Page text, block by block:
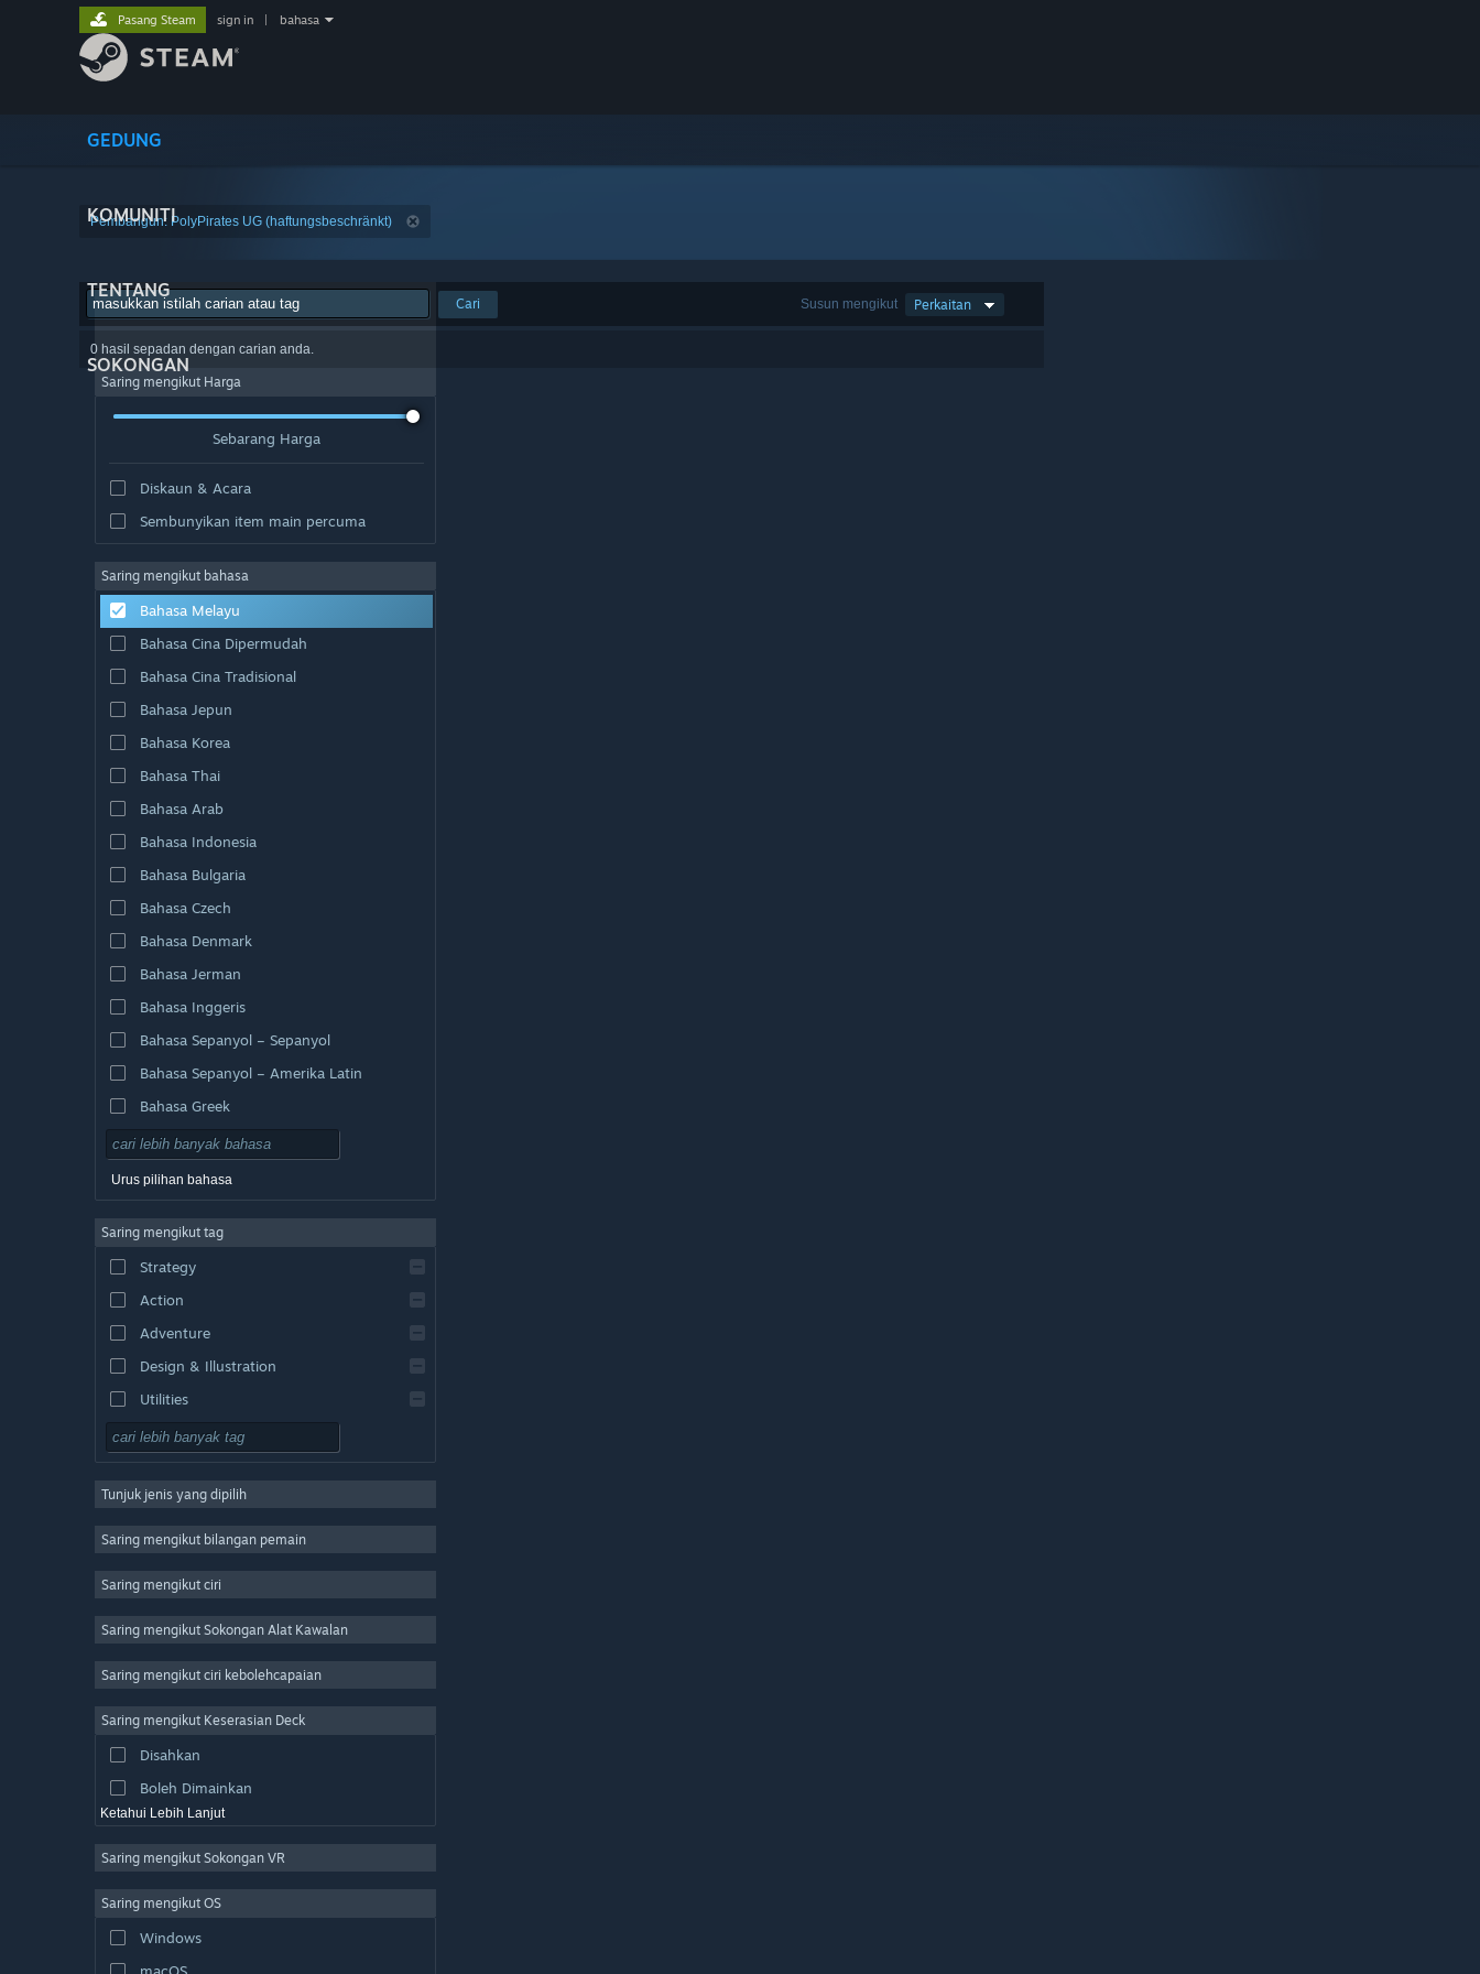
GEDUNG
KOMUNITI
TENTANG
SOKONGAN
Pasang Steam sign in bahasa
Pembangun: PolyPirates UG (haftungsbeschränkt)
Susun mengikut Perkaitan
Cari
0 hasil sepadan dengan carian anda.
Saring mengikut Harga
Sebarang Harga
Diskaun & Acara
Sembunyikan item main percuma
Saring mengikut bahasa
Bahasa Melayu
Bahasa Cina Dipermudah
Bahasa Cina Tradisional
Bahasa Jepun
Bahasa Korea
Bahasa Thai
Bahasa Arab
Bahasa Indonesia
Bahasa Bulgaria
Bahasa Czech
Bahasa Denmark
Bahasa Jerman
Bahasa Inggeris
Bahasa Sepanyol – Sepanyol
Bahasa Sepanyol – Amerika Latin
Bahasa Greek
Urus pilihan bahasa
Saring mengikut tag
Strategy
Action
Adventure
Design & Illustration
Utilities
Free to Play
Massively Multiplayer
Casual
Simulation
Video Production
Photo Editing
Tunjuk jenis yang dipilih
Saring mengikut bilangan pemain
Saring mengikut ciri
Saring mengikut Sokongan Alat Kawalan
Saring mengikut ciri kebolehcapaian
Saring mengikut Keserasian Deck
Disahkan
Boleh Dimainkan
Ketahui Lebih Lanjut
Saring mengikut Sokongan VR
Saring mengikut OS
Windows